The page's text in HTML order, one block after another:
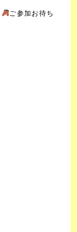
ご参加お待ち